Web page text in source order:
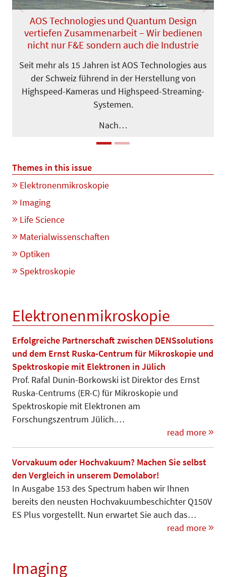
AOS Technologies und Quantum Design
vertiefen Zusammenarbeit – Wir bedienen
nicht nur F&E sondern auch die Industrie
Seit mehr als 15 Jahren ist AOS Technologies aus
der Schweiz führend in der Herstellung von
Highspeed-Kameras und Highspeed-Streaming-
Systemen.
Nach…
Previous Next
Themes in this issue
Elektronenmikroskopie
Imaging
Life Science
Materialwissenschaften
Optiken
Spektroskopie
Elektronenmikroskopie
Erfolgreiche Partnerschaft zwischen DENSsolutions
und dem Ernst Ruska-Centrum für Mikroskopie und
Spektroskopie mit Elektronen in Jülich
Prof. Rafal Dunin-Borkowski ist Direktor des Ernst
Ruska-Centrums (ER-C) für Mikroskopie und
Spektroskopie mit Elektronen am
Forschungszentrum Jülich.…
read more
Vorvakuum oder Hochvakuum? Machen Sie selbst
den Vergleich in unserem Demolabor!
In Ausgabe 153 des Spectrum haben wir Ihnen
bereits den neusten Hochvakuumbeschichter Q150V
ES Plus vorgestellt. Nun erwartet Sie auch das…
read more
Imaging